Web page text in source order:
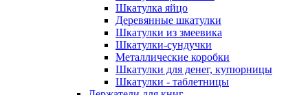
Шкатулка яйцо
Деревянные шкатулки
Шкатулки из змеевика
Шкатулки-сундучки
Металлические коробки
Шкатулки для денег, купюрницы
Шкатулки - таблетницы